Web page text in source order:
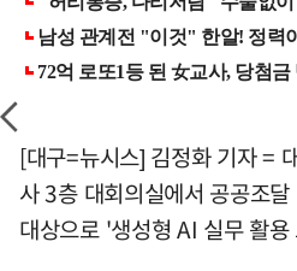
[대구=뉴시스] 김정화 기자 =
사 3층 대회의실에서 공공조
대상으로 '생성형 AI 실무 활